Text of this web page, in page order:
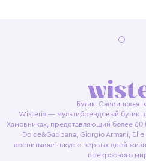
Бутик. Саввинская
Wisteria — мультибрендовый бутик
Хамовниках, представляющий более
Dolce&Gabbana, Giorgio Armani,
воспитывает вкус с первых дней
прекрасного